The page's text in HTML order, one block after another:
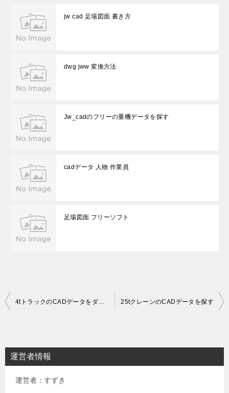
jw cad 足場図面 書き方
dwg jww 変換方法
Jw_cadのフリーの重機データを探す
cadデータ 人物 作業員
足場図面 フリーソフト
投
ビ
ゲ
4tトラックのCADデータをダウンロードする方法 25tクレーンのCADデータを探す
運営者情報
運営者：すずき